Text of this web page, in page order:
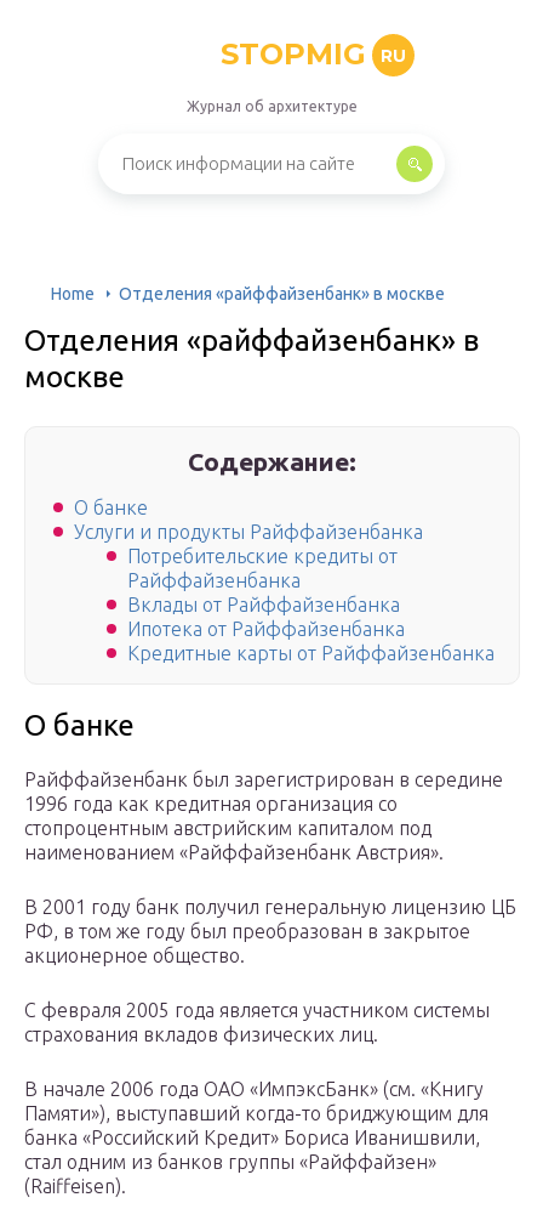
STOPMIG RU
Журнал об архитектуре
Home Отделения «райффайзенбанк» в москве
Отделения «райффайзенбанк» в
москве
Содержание:
О банке
Услуги и продукты Райффайзенбанка
Потребительские кредиты от
Райффайзенбанка
Вклады от Райффайзенбанка
Ипотека от Райффайзенбанка
Кредитные карты от Райффайзенбанка
О банке
Райффайзенбанк был зарегистрирован в середине
1996 года как кредитная организация со
стопроцентным австрийским капиталом под
наименованием «Райффайзенбанк Австрия».
В 2001 году банк получил генеральную лицензию ЦБ
РФ, в том же году был преобразован в закрытое
акционерное общество.
С февраля 2005 года является участником системы
страхования вкладов физических лиц.
В начале 2006 года ОАО «ИмпэксБанк» (см. «Книгу
Памяти»), выступавший когда-то бриджующим для
банка «Российский Кредит» Бориса Иванишвили,
стал одним из банков группы «Райффайзен»
(Raiffeisen).